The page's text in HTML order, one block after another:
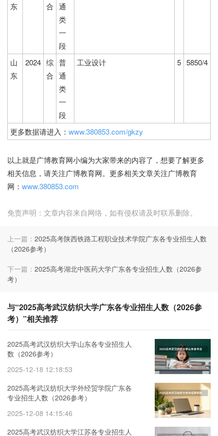
东
合 通
类
一
段
山
东
2024 综
合
普
通
类
一
段
工业设计 5 5850/4
更多数据请进入： www.380853.com/gkzy
以上就是广博教育网小编为大家带来的内容了，想要了解更多
相关信息，请关注广博教育网。更多相关文章关注广博教育
网： www.380853.com
免责声明：文章内容来自网络，如有侵权请及时联系删除。
上一篇： 2025高考陕西铁路工程职业技术学院广东各专业招生人数
（2026参考）
下一篇： 2025高考湖北中医药大学广东各专业招生人数（2026参
考）
与“2025高考武汉纺织大学广东各专业招生人数（2026参
考）”相关推荐
2025高考武汉纺织大学山东各专业招生人
数（2026参考）
2025-12-18 12:18:53
2025高考武汉纺织大学外经贸学院广东各
专业招生人数（2026参考）
2025-12-08 14:15:46
2025高考武汉纺织大学江苏各专业招生人